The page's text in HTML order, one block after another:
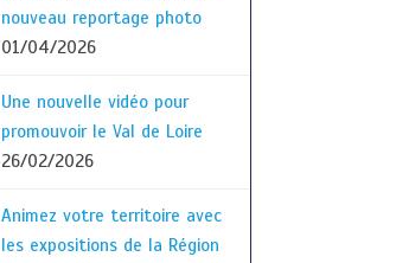
nouveau reportage photo
01/04/2026
Une nouvelle vidéo pour
promouvoir le Val de Loire
26/02/2026
Animez votre territoire avec
les expositions de la Région